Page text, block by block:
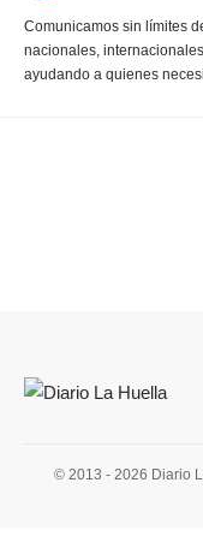
Comunicamos sin límites
nacionales,
ayudando a quienes
© 2013 - 2026 Diario